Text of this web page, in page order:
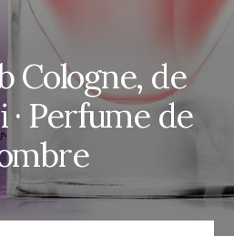
Cologne, de
· Perfume de